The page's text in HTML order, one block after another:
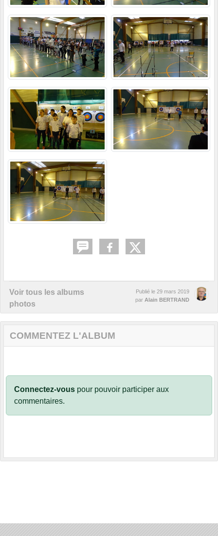
Voir tous les albums
photos
Publié le 29 mars 2019
par Alain BERTRAND
COMMENTEZ L'ALBUM
Connectez-vous pour pouvoir participer aux
commentaires.